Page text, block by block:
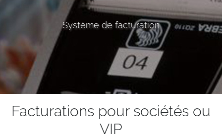
Système de facturation
Facturations pour sociétés ou
VIP